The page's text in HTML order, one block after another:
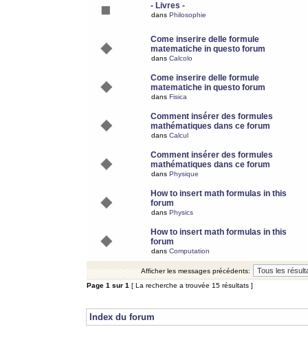
- Livres -
dans Philosophie
Come inserire delle formule
matematiche in questo forum
dans Calcolo
Come inserire delle formule
matematiche in questo forum
dans Fisica
Comment insérer des formules
mathématiques dans ce forum
dans Calcul
Comment insérer des formules
mathématiques dans ce forum
dans Physique
How to insert math formulas in this
forum
dans Physics
How to insert math formulas in this
forum
dans Computation
Afficher les messages précédents:
Page 1 sur 1 [ La recherche a trouvée 15 résultats ]
Index du forum